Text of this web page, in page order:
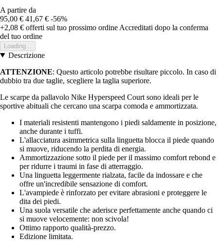
A partire da
95,00 € 41,67 € -56%
+2,08 € offerti sul tuo prossimo ordine Accreditati dopo la conferma
del tuo ordine
Loading...
Descrizione
ATTENZIONE: Questo articolo potrebbe risultare piccolo. In caso di
dubbio tra due taglie, scegliere la taglia superiore.
Le scarpe da pallavolo Nike Hyperspeed Court sono ideali per le
sportive abituali che cercano una scarpa comoda e ammortizzata.
I materiali resistenti mantengono i piedi saldamente in posizione,
anche durante i tuffi.
L'allacciatura asimmetrica sulla linguetta blocca il piede quando
si muove, riducendo la perdita di energia.
Ammortizzazione sotto il piede per il massimo comfort rebond e
per ridurre i traumi in fase di atterraggio.
Una linguetta leggermente rialzata, facile da indossare e che
offre un'incredibile sensazione di comfort.
L'avampiede è rinforzato per evitare abrasioni e proteggere le
dita dei piedi.
Una suola versatile che aderisce perfettamente anche quando ci
si muove velocemente: non scivola!
Ottimo rapporto qualità-prezzo.
Edizione limitata.